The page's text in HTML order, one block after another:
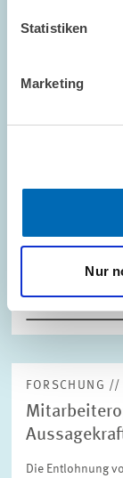
Statistiken
Marketing
Nur
für
PRESSE UND
ZEW
FORSCHUNG
Die Entlohnung